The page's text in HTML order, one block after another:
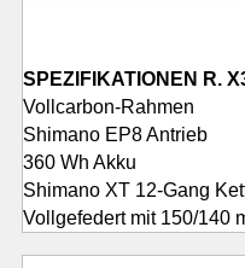
SPEZIFIKATIONEN R.
Vollcarbon-Rahmen
Shimano EP8 Antrieb
360 Wh Akku
Shimano XT 12-Gang
Vollgefedert mit 150/140